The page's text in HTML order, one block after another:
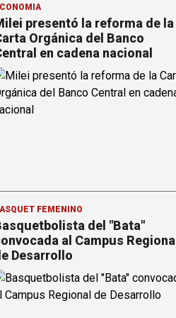
presentó la reforma de la
Orgánica del Banco
en cadena nacional
FEMENINO
del "Bata"
al Campus Regional
Desarrollo